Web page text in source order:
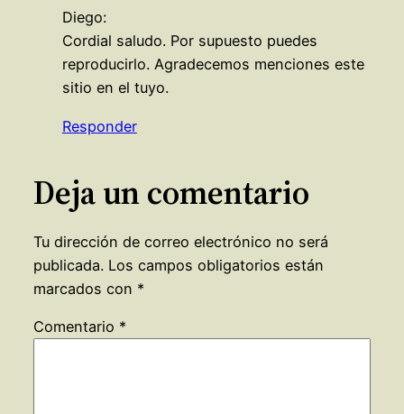
Diego:
Cordial saludo. Por supuesto puedes
reproducirlo. Agradecemos menciones este
sitio en el tuyo.
Responder
Deja un comentario
Tu dirección de correo electrónico no será
publicada. Los campos obligatorios están
marcados con *
Comentario *